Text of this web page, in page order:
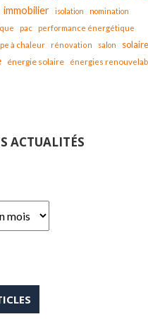
immobilier isolation
nomination
pac performance énergétique
à chaleur rénovation salon solaire
énergie solaire
énergies
ACTUALITÉS